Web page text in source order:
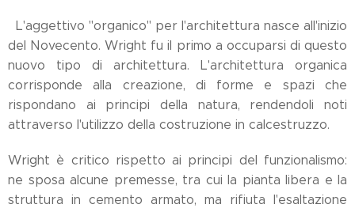
L'aggettivo "organico" per l'architettura nasce all'inizio
del Novecento. Wright fu il primo a occuparsi di questo
nuovo tipo di architettura. L'architettura organica
corrisponde alla creazione, di forme e spazi che
rispondano ai principi della natura, rendendoli noti
attraverso l'utilizzo della costruzione in calcestruzzo.
Wright è critico rispetto ai principi del funzionalismo:
ne sposa alcune premesse, tra cui la pianta libera e la
struttura in cemento armato, ma rifiuta l'esaltazione